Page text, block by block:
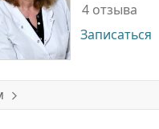
4 отзыва
Записаться